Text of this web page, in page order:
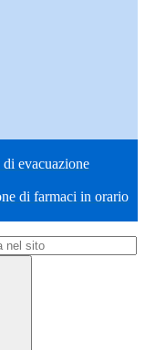
evacuazione
di farmaci in orario